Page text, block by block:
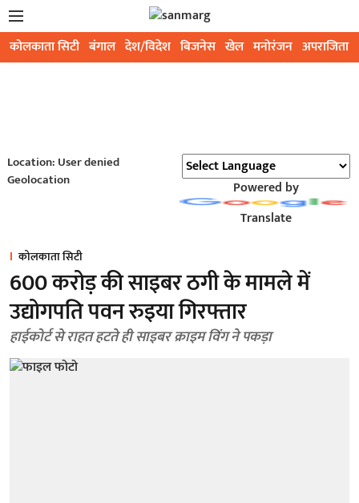
कोलकाता सिटी बंगाल देश/विदेश बिजनेस खेल मनोरंजन अपराजिता
Location: User denied
Geolocation
Powered by
Translate
कोलकाता सिटी
600 करोड़ की साइबर ठगी के मामले में
उद्योगपति पवन रुइया गिरफ्तार
हाईकोर्ट से राहत हटते ही साइबर क्राइम विंग ने पकड़ा